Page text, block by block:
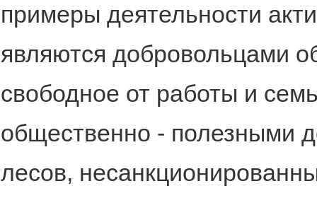
примеры деятельности
являются добровольцами
свободное от работы и
общественно - полезными
лесов,